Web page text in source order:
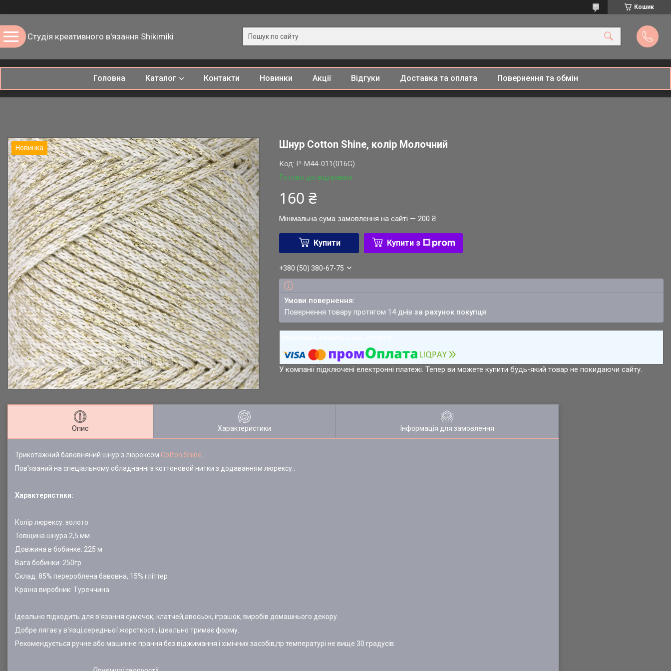
Кошик
Студія креативного в'язання Shikimiki
Головна Каталог Контакти Новинки Акції Відгуки Доставка та оплата Повернення та обмін
Новинка Шнур Cotton Shine, колір Молочний
Готово до відправки
Код:P-M44-011(016G)
160 ₴
Мінімальна сума замовлення на сайті — 200 ₴
Купити Купити з
+380 (50) 380-67-75
повернення товару протягом 14 днівза рахунок покупця
У компанії підключені електронні платежі. Тепер ви можете купити будь-який товар не покидаючи сайту.
Опис Характеристики Інформація для замовлення
Трикотажний бавовняний шнур з люрексом Cotton Shine
Пов'язаний на спеціальному обладнанні з коттоновой нитки з додаванням люрексу..
Характеристики:
Колір люрексу: золото
Товщина шнура 2,5 мм.
Довжина в бобинке: 225 м
Вага бобинки: 250гр
Склад: 85% перероблена бавовна, 15% гліттер
Країна виробник: Туреччина
Ідеально підходить для в'язання сумочок, клатчей,авосьок, іграшок, виробів домашнього декору.
Добре лягає у в'язці,середньої жорсткості, ідеально тримає форму.
Рекомендується ручне або машинне прання без віджимання і хімічних засобів,пр температурі не вище 30 градусів.